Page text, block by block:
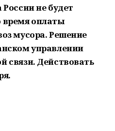
не будет
время оплаты
мусора. Решение
управлении
связи. Действовать